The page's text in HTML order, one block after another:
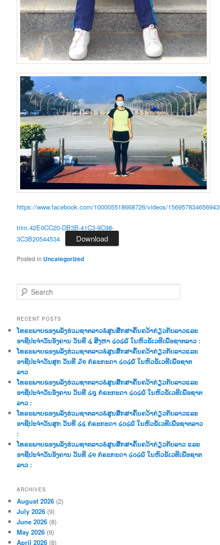
https://www.facebook.com/100005518668726/videos/
trim.42E0CC20-DB3B-41C3-9C98-
3C3B20544534
Download
Posted in Uncategorized
e
r
c
h
RECENT POSTS
ໂທຣະພາບຂອງພລັງຮ່ວມຊາຕລາວ&ສູນສືກສາຄົ້ນຄວ້າກ່ຽວກັບລາວແລະ
ອາຊີປະຈຳວັນອັງຄານ ວັນທີ ໔ ສີງຫາ ໒໐໒໖ ໃນຫົວຂໍ້ເວທີເພື່ອຊາຕລາວ :
ໂທຣະພາບຂອງພລັງຮ່ວມຊາຕລາວ&ສູນສືກສາຄົ້ນຄວ້າກ່ຽວກັບລາວແລະ
ອາຊີປະຈຳວັນສຸກ ວັນທີ ໓໑ ກໍຣະກະດາ ໒໐໒໖ ໃນຫົວຂໍ້ເວທີເພື່ອຊາຕ
ລາວ
ໂທຣະພາບຂອງພລັງຮ່ວມຊາຕລາວ&ສູນສືກສາຄົ້ນຄວ້າກ່ຽວກັບລາວແລະ
ອາຊີປະຈຳວັນອັງຄານ ວັນທີ ໒໘ ກໍຣະກະດາ ໒໐໒໖ ໃນຫົວຂໍ້ເວທີເພື່ອຊາຕ
ລາວ :
ໂທຣະພາບຂອງພລັງຮ່ວມຊາຕລາວ&ສູນສືກສາຄົ້ນຄວ້າກ່ຽວກັບລາວແລະ
ອາຊີປະຈຳວັນສຸກ ວັນທີ ໒໔ ກໍຣະກະດາ ໒໐໒໖ ໃນຫົວຂໍ້ເວທີເພື່ອຊາຕລາວ
:
ໂທຣະພາບຂອງພລັງຮ່ວມຊາຕລາວ&ສູນສືກສາຄົ້ນຄວ້າກ່ຽວກັບລາວ ແລະ
ອາຊີປະຈຳວັນອັງຄານ ວັນທີ ໒໑ ກໍຣະກະດາ ໒໐໒໖ ໃນຫົວຂໍ້ເວທີເພື່ອຊາຕ
ລາວ :
ARCHIVES
August 2026 (2)
July 2026 (9)
June 2026 (8)
May 2026 (9)
April 2026 (8)